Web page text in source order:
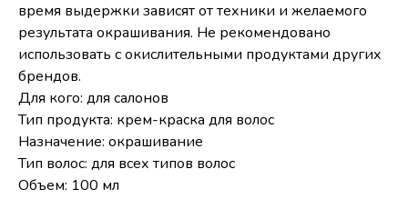
время выдержки зависят от техники и желаемого
результата окрашивания. Не рекомендовано
использовать с окислительными продуктами других
брендов.
Для кого: для салонов
Тип продукта: крем-краска для волос
Назначение: окрашивание
Тип волос: для всех типов волос
Объем: 100 мл